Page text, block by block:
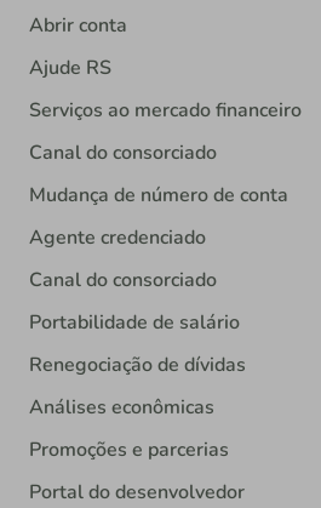
Abrir conta
Ajude RS
Serviços ao mercado financeiro
Canal do consorciado
Mudança de número de conta
Agente credenciado
Canal do consorciado
Portabilidade de salário
Renegociação de dívidas
Análises econômicas
Promoções e parcerias
Portal do desenvolvedor